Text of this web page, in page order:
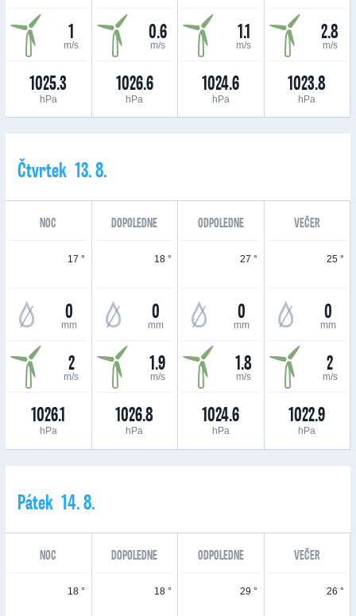
1
m/s
1025.3
hPa
0.6
m/s
1026.6
hPa
1.1
m/s
1024.6
hPa
2.8
m/s
1023.8
hPa
Čtvrtek 13. 8.
NOC DOPOLEDNE ODPOLEDNE VEČER
17 °
0
mm
2
m/s
1026.1
hPa
18 °
0
mm
1.9
m/s
1026.8
hPa
27 °
0
mm
1.8
m/s
1024.6
hPa
25 °
0
mm
2
m/s
1022.9
hPa
Pátek 14. 8.
NOC DOPOLEDNE ODPOLEDNE VEČER
18 ° 18 ° 29 ° 26 °